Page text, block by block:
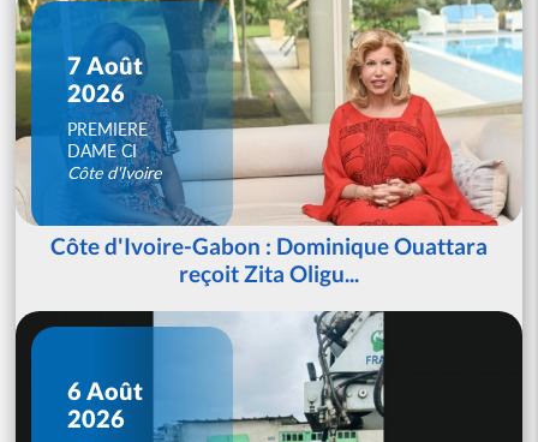
7 Août
2026
PREMIERE
DAME CI
Côte d'Ivoire
Côte d'Ivoire-Gabon : Dominique Ouattara
reçoit Zita Oligu...
6 Août
2026